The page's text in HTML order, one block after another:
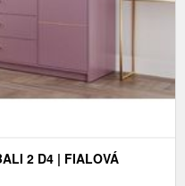
2 D4 | FIALOVÁ